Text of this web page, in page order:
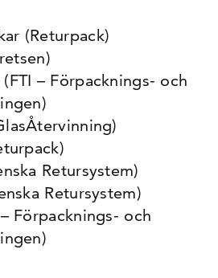
(Returpack)
– Förpacknings- och
Retursystem)
Retursystem)
Förpacknings- och